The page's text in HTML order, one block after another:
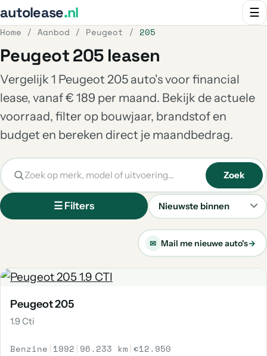
autolease.nl ☰
Home / Aanbod / Peugeot / 205
Peugeot 205 leasen
Vergelijk 1 Peugeot 205 auto's voor financial
lease, vanaf € 189 per maand. Bekijk de actuele
voorraad, filter op bouwjaar, brandstof en
budget en bereken direct je maandbedrag.
☰ Filters
Sorteren
Zoek
✉ Mail me nieuwe auto's→
Peugeot 205
1.9 Cti
Benzine | 1992 | 96.233 km |€12.950